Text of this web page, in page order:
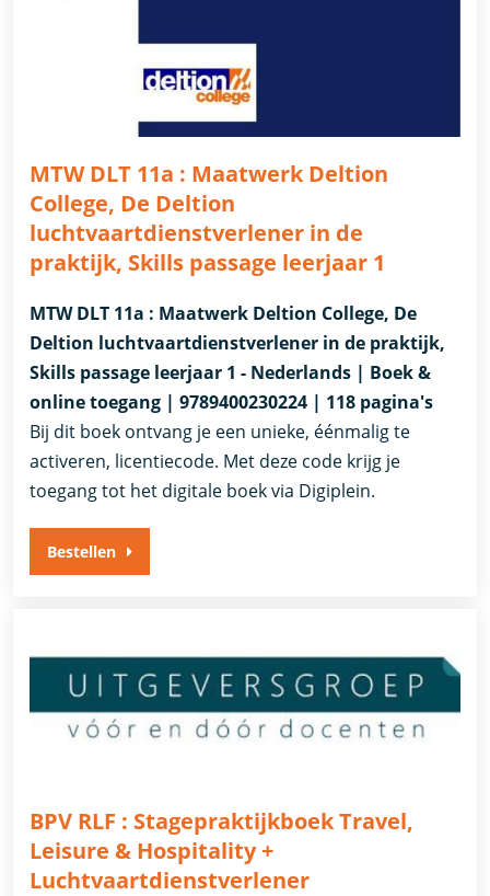
MTW DLT 11a : Maatwerk Deltion
College, De Deltion
luchtvaartdienstverlener in de
praktijk, Skills passage leerjaar 1
MTW DLT 11a : Maatwerk Deltion College, De
Deltion luchtvaartdienstverlener in de praktijk,
Skills passage leerjaar 1 - Nederlands | Boek &
online toegang | 9789400230224 | 118 pagina's
Bij dit boek ontvang je een unieke, éénmalig te
activeren, licentiecode. Met deze code krijg je
toegang tot het digitale boek via Digiplein.
Bestellen
BPV RLF : Stagepraktijkboek Travel,
Leisure & Hospitality +
Luchtvaartdienstverlener